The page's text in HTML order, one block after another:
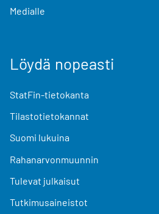
Medialle
Löydä nopeasti
StatFin-tietokanta
Tilastotietokannat
Suomi lukuina
Rahanarvonmuunnin
Tulevat julkaisut
Tutkimusaineistot